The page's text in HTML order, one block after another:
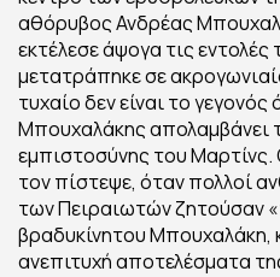
αθόρυβος Ανδρέας
εκτέλεσε άψογα τις
μετατράπηκε σε
τυχαίο δεν είναι το γεγονός
Μπουχαλάκης απολαμβάνει
εμπιστοσύνης του
τον πίστεψε, όταν πολλοί
των Πειραιωτών ζητούσαν
βραδυκίνητου Μπουχαλάκη,
ανεπιτυχή αποτελέσματα